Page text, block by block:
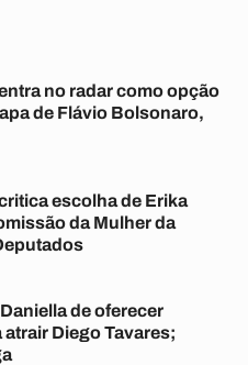
no radar como opção
de Flávio Bolsonaro,
escolha de Erika
da Mulher da
de oferecer
Diego Tavares;